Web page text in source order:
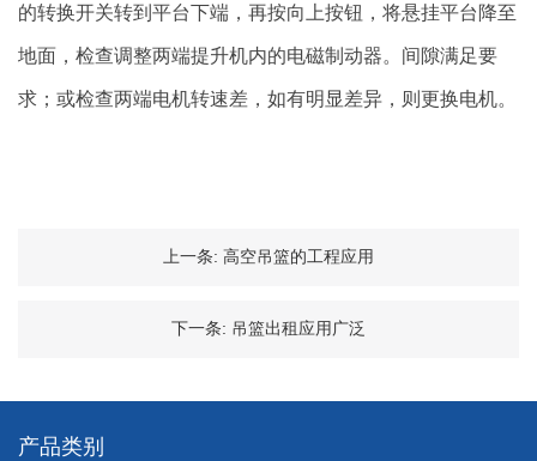
的转换开关转到平台下端，再按向上按钮，将悬挂平台降至
地面，检查调整两端提升机内的电磁制动器。间隙满足要
求；或检查两端电机转速差，如有明显差异，则更换电机。
上一条: 高空吊篮的工程应用
下一条: 吊篮出租应用广泛
产品类别